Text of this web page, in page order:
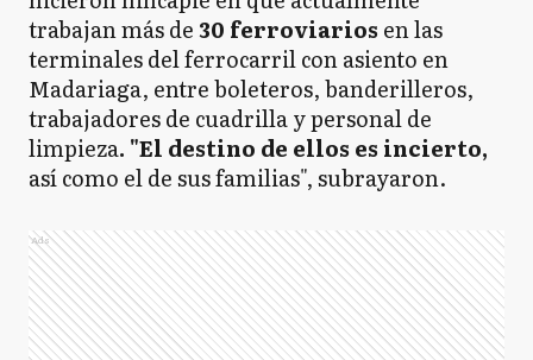
trabajan más de30 ferroviarios en las
terminales del ferrocarril con asiento en
Madariaga, entre boleteros, banderilleros,
trabajadores de cuadrilla y personal de
limpieza. "El destino de ellos es incierto,
así como el de sus familias", subrayaron.
Ads